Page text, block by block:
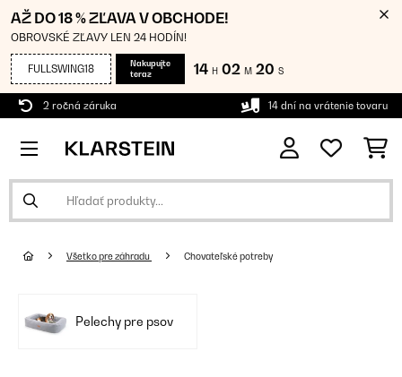
AŽ DO 18 % ZĽAVA V OBCHODE!
OBROVSKÉ ZĽAVY LEN 24 HODÍN!
FULLSWING18
Nakupujte
teraz
14 H 02 M 19 S
2 ročná záruka 14 dní na vrátenie tovaru
Všetko pre záhradu Chovateľské potreby
Pelechy pre psov